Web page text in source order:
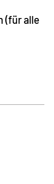
(für alle